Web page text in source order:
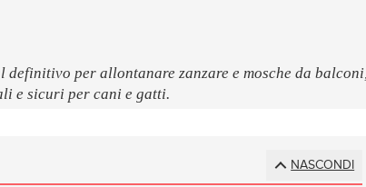
per allontanare zanzare e mosche da balconi,
e sicuri per cani e gatti.
NASCONDI